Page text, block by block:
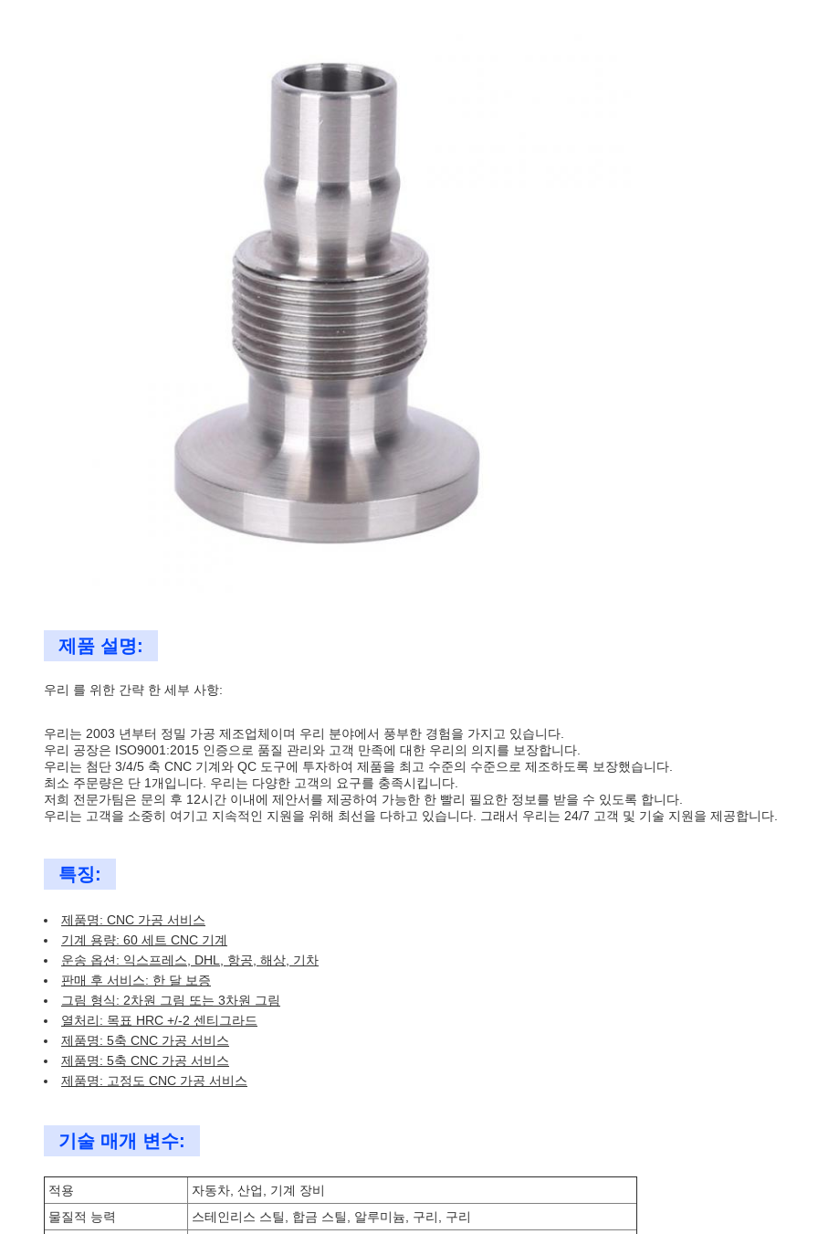
제품 설명:
우리 를 위한 간략 한 세부 사항:
우리는 2003 년부터 정밀 가공 제조업체이며 우리 분야에서 풍부한 경험을 가지고 있습니다.
우리 공장은 ISO9001:2015 인증으로 품질 관리와 고객 만족에 대한 우리의 의지를 보장합니다.
우리는 첨단 3/4/5 축 CNC 기계와 QC 도구에 투자하여 제품을 최고 수준의 수준으로 제조하도록 보장했습니다.
최소 주문량은 단 1개입니다. 우리는 다양한 고객의 요구를 충족시킵니다.
저희 전문가팀은 문의 후 12시간 이내에 제안서를 제공하여 가능한 한 빨리 필요한 정보를 받을 수 있도록 합니다.
우리는 고객을 소중히 여기고 지속적인 지원을 위해 최선을 다하고 있습니다. 그래서 우리는 24/7 고객 및 기술 지원을 제공합니다.
특징:
제품명: CNC 가공 서비스
기계 용량: 60 세트 CNC 기계
운송 옵션: 익스프레스, DHL, 항공, 해상, 기차
판매 후 서비스: 한 달 보증
그림 형식: 2차원 그림 또는 3차원 그림
열처리: 목표 HRC +/-2 센티그라드
제품명: 5축 CNC 가공 서비스
제품명: 5축 CNC 가공 서비스
제품명: 고정도 CNC 가공 서비스
기술 매개 변수:
적용
자동차, 산업, 기계 장비
물질적 능력
스테인리스 스틸, 합금 스틸, 알루미늄, 구리, 구리